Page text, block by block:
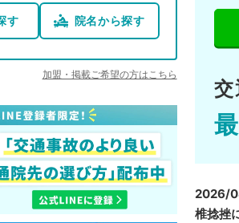
す 院名から探す
加盟・掲載ご希望の方はこちら
交
2026/
椎捻挫